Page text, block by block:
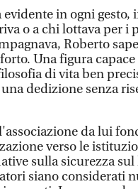
evidente in ogni gesto,
o a chi lottava per
Roberto
Una figura
di vita ben
una dedizione senza
da lui
verso le
sulla sicurezza sul
siano considerati